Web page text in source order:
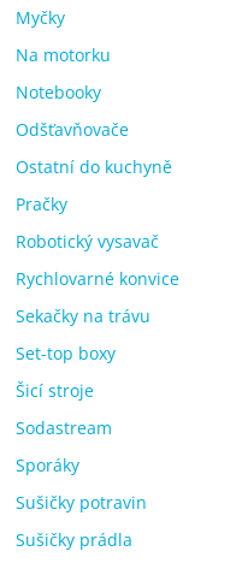
Myčky
Na motorku
Notebooky
Odšťavňovače
Ostatní do kuchyně
Pračky
Robotický vysavač
Rychlovarné konvice
Sekačky na trávu
Set-top boxy
Šicí stroje
Sodastream
Sporáky
Sušičky potravin
Sušičky prádla